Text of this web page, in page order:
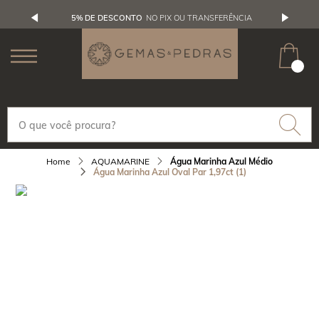
5% DE DESCONTO NO PIX OU TRANSFERÊNCIA
AQUAMARINE
Água Marinha Azul Médio
Água Marinha Azul Oval Par 1,97ct (1)